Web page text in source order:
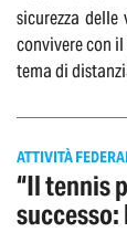
sicurezza
convivere con
tema di
ATTIVITÀ
“Il tennis